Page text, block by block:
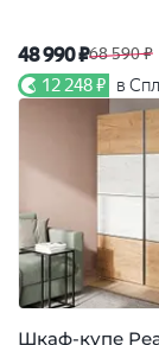
48 990 ₽68 590 ₽
12 248 ₽ в
Шкаф-купе